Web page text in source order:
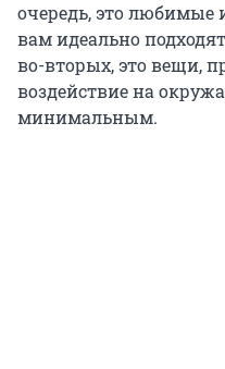
очередь, это
вам идеально
во-вторых, это вещи,
воздействие на
минимальным.